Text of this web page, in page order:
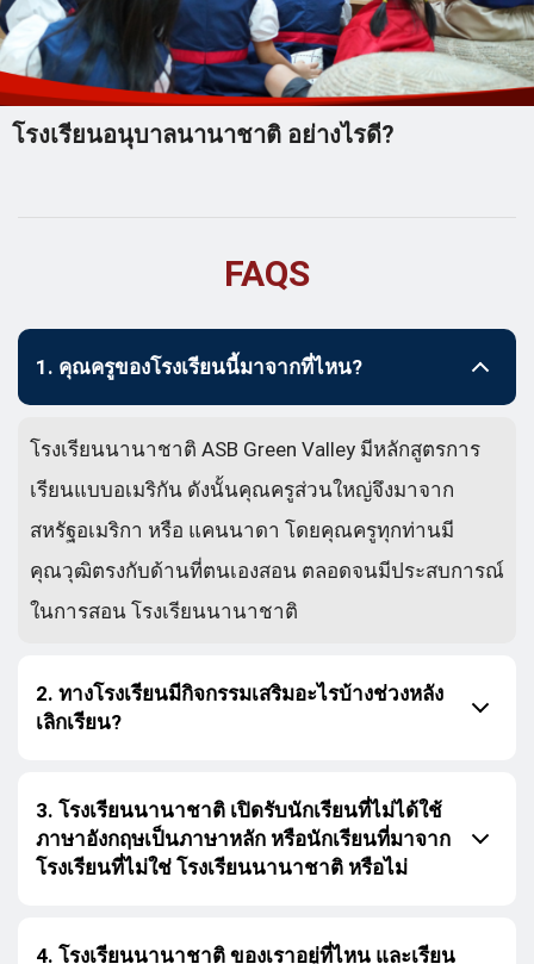
โรงเรียนอนุบาลนานาชาติ อย่างไรดี?
FAQS
1. คุณครูของโรงเรียนนี้มาจากที่ไหน?
โรงเรียนนานาชาติ ASB Green Valley มีหลักสูตรการ
เรียนแบบอเมริกัน ดังนั้นคุณครูส่วนใหญ่จึงมาจาก
สหรัฐอเมริกา หรือ แคนนาดา โดยคุณครูทุกท่านมี
คุณวุฒิตรงกับด้านที่ตนเองสอน ตลอดจนมีประสบการณ์
ในการสอน โรงเรียนนานาชาติ
2. ทางโรงเรียนมีกิจกรรมเสริมอะไรบ้างช่วงหลัง
เลิกเรียน?
3. โรงเรียนนานาชาติ เปิดรับนักเรียนที่ไม่ได้ใช้
ภาษาอังกฤษเป็นภาษาหลัก หรือนักเรียนที่มาจาก
โรงเรียนที่ไม่ใช่ โรงเรียนนานาชาติ หรือไม่
4. โรงเรียนนานาชาติ ของเราอยู่ที่ไหน และเรียน